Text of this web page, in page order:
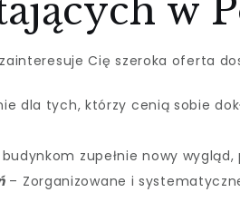
w
Cię szeroka oferta
dla tych, którzy cenią sobie
zupełnie nowy
– Zorganizowane i